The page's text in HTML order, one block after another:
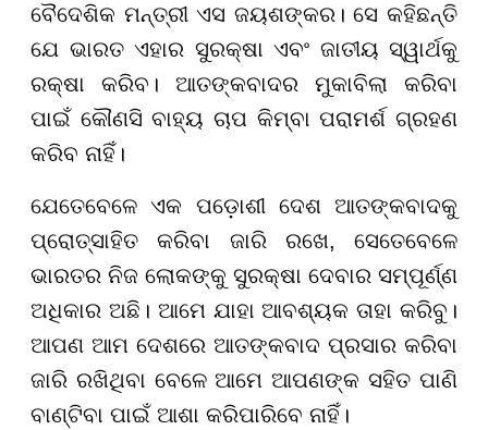
ବୈଦେଶିକ ମନ୍ତ୍ରୀ ଏସ ଜୟଶଙ୍କର। ସେ କହିଛନ୍ତି
ଯେ ଭାରତ ଏହାର ସୁରକ୍ଷା ଏବଂ ଜାତୀୟ ସ୍ୱାର୍ଥକୁ
ରକ୍ଷା କରିବ। ଆତଙ୍କବାଦର ମୁକାବିଲା କରିବା
ପାଇଁ କୌଣସି ବାହ୍ୟ ଚାପ କିମ୍ବା ପରାମର୍ଶ ଗ୍ରହଣ
କରିବ ନାହିଁ।
ଯେତେବେଳେ ଏକ ପଡ଼ୋଶୀ ଦେଶ ଆତଙ୍କବାଦକୁ
ପ୍ରୋତ୍ସାହିତ କରିବା ଜାରି ରଖେ, ସେତେବେଳେ
ଭାରତର ନିଜ ଲୋକଙ୍କୁ ସୁରକ୍ଷା ଦେବାର ସମ୍ପୂର୍ଣ୍ଣ
ଅଧିକାର ଅଛି। ଆମେ ଯାହା ଆବଶ୍ୟକ ତାହା କରିବୁ।
ଆପଣ ଆମ ଦେଶରେ ଆତଙ୍କବାଦ ପ୍ରସାର କରିବା
ଜାରି ରଖିଥିବା ବେଳେ ଆମେ ଆପଣଙ୍କ ସହିତ ପାଣି
ବାଣ୍ଟିବା ପାଇଁ ଆଶା କରିପାରିବେ ନାହିଁ।